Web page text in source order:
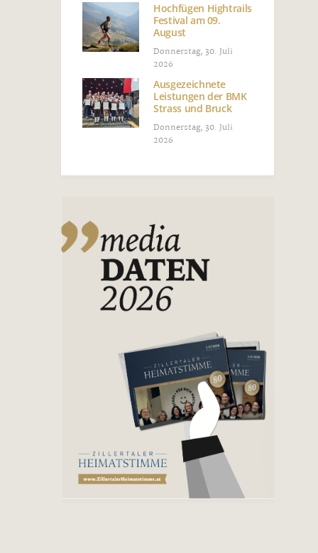
Hochfügen Hightrails
Festival am 09.
August
Donnerstag, 30. Juli
2026
Ausgezeichnete
Leistungen der BMK
Strass und Bruck
Donnerstag, 30. Juli
2026